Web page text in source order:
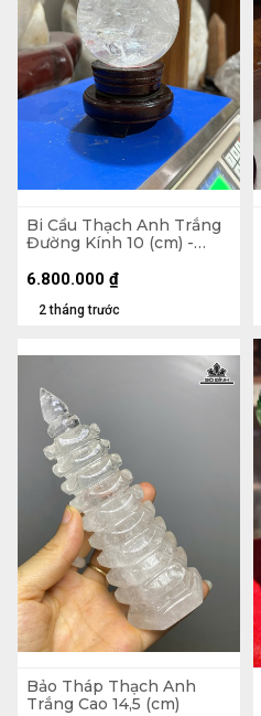
Bi Cầu Thạch Anh Trắng
Đường Kính 10 (cm) -
2 tháng trước
6.800.000 ₫
Bảo Tháp Thạch Anh
Trắng Cao 14,5 (cm)